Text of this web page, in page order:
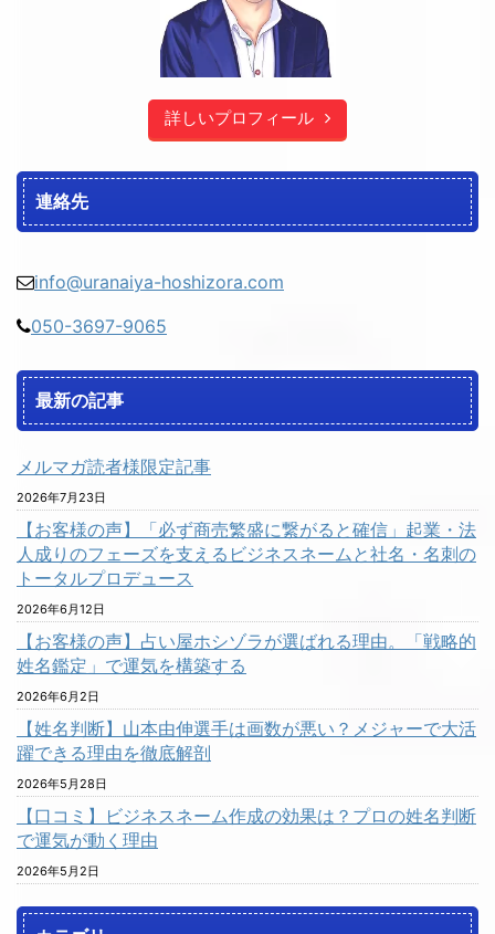
詳しいプロフィール
連絡先
info@uranaiya-hoshizora.com
050-3697-9065
最新の記事
メルマガ読者様限定記事
2026年7月23日
【お客様の声】「必ず商売繁盛に繋がると確信」起業・法
人成りのフェーズを支えるビジネスネームと社名・名刺の
トータルプロデュース
2026年6月12日
【お客様の声】占い屋ホシゾラが選ばれる理由。「戦略的
姓名鑑定」で運気を構築する
2026年6月2日
【姓名判断】山本由伸選手は画数が悪い？メジャーで大活
躍できる理由を徹底解剖
2026年5月28日
【口コミ】ビジネスネーム作成の効果は？プロの姓名判断
で運気が動く理由
2026年5月2日